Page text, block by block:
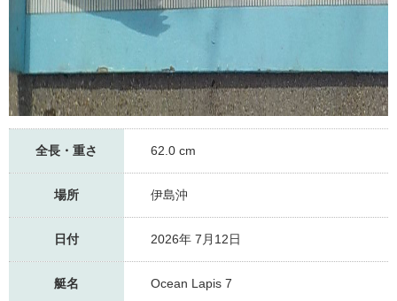
全長・重さ 62.0 cm
場所 伊島沖
日付 2026年 7月12日
艇名 Ocean Lapis 7